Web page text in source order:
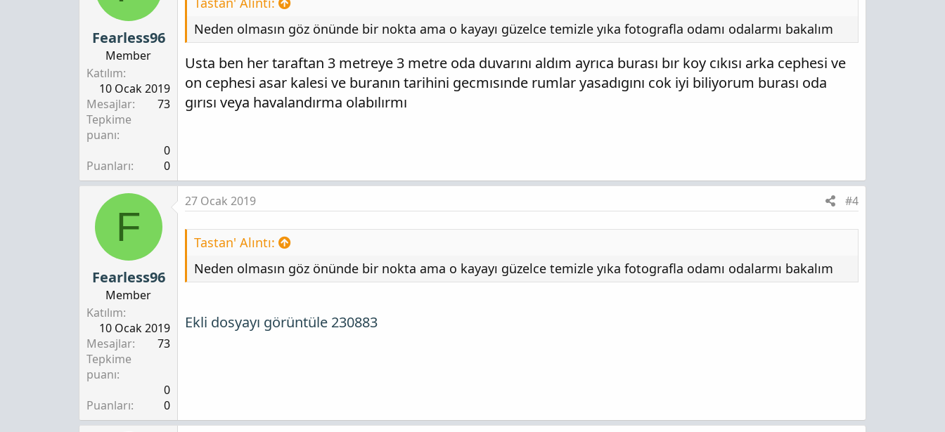
Fearless96
Member
Katılım
10 Ocak 2019
Mesajlar
73
Tepkime
puanı
0
Puanları
0
Neden olmasın göz önünde bir nokta ama o kayayı güzelce temizle yıka fotografla odamı odalarmı bakalım
Usta ben her taraftan 3 metreye 3 metre oda duvarını aldım ayrıca burası bır koy cıkısı arka cephesi ve
on cephesi asar kalesi ve buranın tarihini gecmısınde rumlar yasadıgını cok iyi biliyorum burası oda
gırısı veya havalandırma olabılırmı
F
Fearless96
Member
Katılım
10 Ocak 2019
Mesajlar
73
Tepkime
puanı
0
Puanları
0
27 Ocak 2019 #4
Tastan' Alıntı:
Neden olmasın göz önünde bir nokta ama o kayayı güzelce temizle yıka fotografla odamı odalarmı bakalım
Ekli dosyayı görüntüle 230883